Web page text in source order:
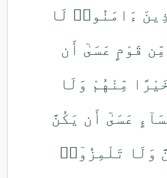
ءَامَنُوا۟ لَا
قَوْمٍ عَسَىٰٓ أَن
مِّنْهُمْ وَلَا
عَسَىٰٓ أَن يَكُنَّ
وَلَا تَلْمِزُوٓا۟